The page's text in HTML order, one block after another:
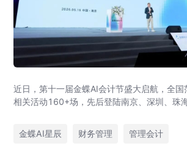
近日，第十一届金蝶AI会计节盛大启航，全
相关活动160+场，先后登陆南京、深圳、珠
跃到场，全网直播观看量突破10万+。各站活
市官媒、财经科技媒体等20+家权威媒体直击
金蝶AI星辰 财务管理 管理会计